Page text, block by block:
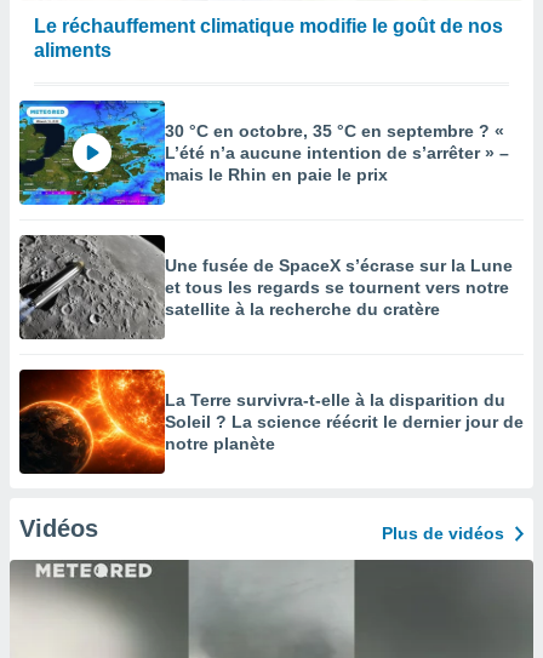
Le réchauffement climatique modifie le goût de nos
aliments
30 °C en octobre, 35 °C en septembre ? «
L’été n’a aucune intention de s’arrêter » –
mais le Rhin en paie le prix
Une fusée de SpaceX s’écrase sur la Lune
et tous les regards se tournent vers notre
satellite à la recherche du cratère
La Terre survivra-t-elle à la disparition du
Soleil ? La science réécrit le dernier jour de
notre planète
Vidéos Plus de vidéos